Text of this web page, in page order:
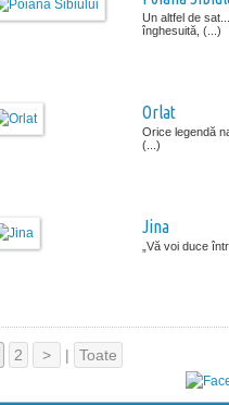
Un altfel de
înghesuită, (...)
Orlat
Orice legendă
(...)
Jina
„Vă voi duce
2 > | Toate